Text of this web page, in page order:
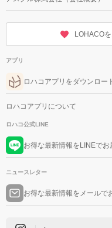
LOHACO
アプリ
ロハコアプリをダウンロー
ロハコアプリについて
ロハコ公式LINE
お得な最新情報をLINEでお
ニュースレター
お得な最新情報をメールで